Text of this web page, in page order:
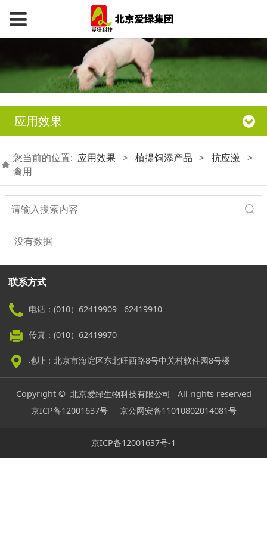
应用效果
您当前的位置: 应用效果 > 植提饲添产品 > 抗应激 >
禽用
没有数据
联系方式
电话：(010）62419909 62419910
传真：(010）62419970
地址：北京市海淀区东北旺西路8号中关村软件园8号楼
Copyright © 北京爱绿生物科技有限公司 All rights reserved
京ICP备12001637号京公网安备11010802014081号
京ICP备12001637号-1